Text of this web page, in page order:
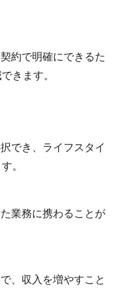
約で明確にできるた
きます。
でき、ライフスタイ
。
業務に携わることが
、収入を増やすこと